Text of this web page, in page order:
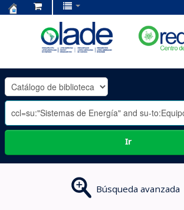
OLADE
-
Ir
Búsqueda avanzada